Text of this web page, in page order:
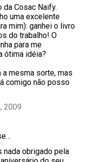
Cosac Naify.
uma excelente
mim): ganhei o livro
do trabalho! O
para me
ótima idéia?
a mesma sorte, mas
comigo não posso
2009
nada obrigado pela